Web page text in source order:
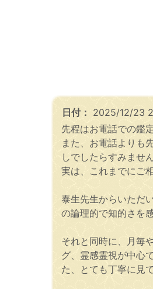
日付： 2025/12/23
先程はお電話での鑑
また、お電話よりも
しでしたらすみませ
実は、これまでにご
泰生先生からいただ
の論理的で知的さを
それと同時に、月毎
グ、霊感霊視が中心
た、とても丁寧に見